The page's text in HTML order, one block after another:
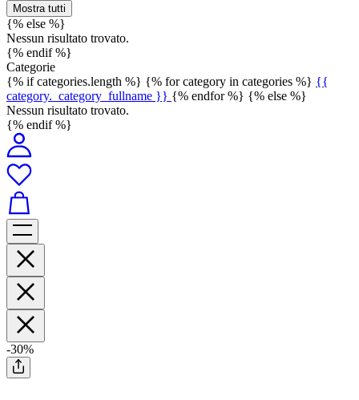
Mostra tutti
{% else %}
Nessun risultato trovato.
{% endif %}
Categorie
{% if categories.length %} {% for category in categories %} {{
category._category_fullname }} {% endfor %} {% else %}
Nessun risultato trovato.
{% endif %}
-30%